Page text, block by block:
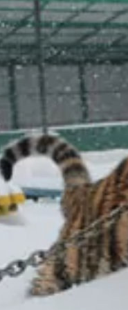
привезти